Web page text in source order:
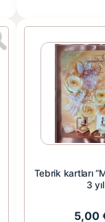
Tebrik kartları
3 yıl
5,00